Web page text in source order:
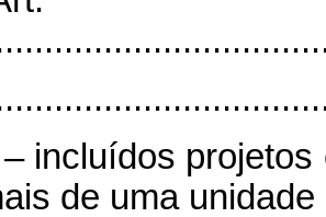
– incluídos
de uma